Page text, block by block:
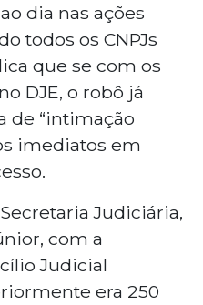
dia nas ações
todos os CNPJs
que se com os
DJE, o robô já
de “intimação
imediatos em
Judiciária,
com a
Judicial
era 250